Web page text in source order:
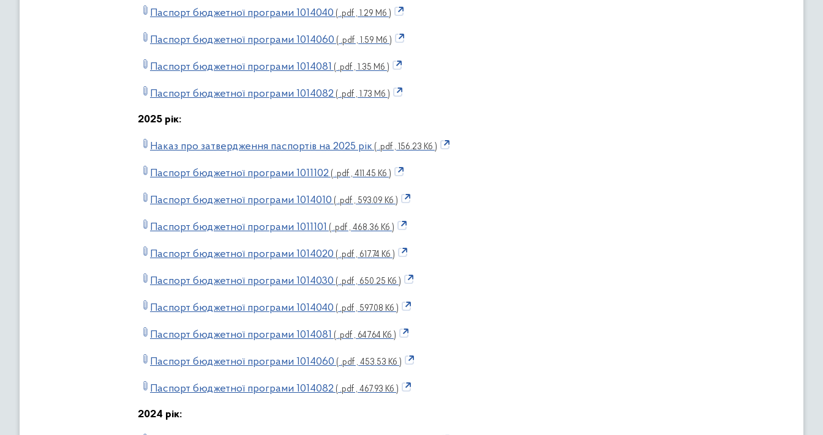
Паспорт бюджетної програми 1014040 ( .pdf , 1.29 Мб )
Паспорт бюджетної програми 1014060 ( .pdf , 1.59 Мб )
Паспорт бюджетної програми 1014081 ( .pdf , 1.35 Мб )
Паспорт бюджетної програми 1014082 ( .pdf , 1.73 Мб )
2025 рік:
Наказ про затвердження паспортів на 2025 рік ( .pdf , 156.23 Кб )
Паспорт бюджетної програми 1011102 ( .pdf , 411.45 Кб )
Паспорт бюджетної програми 1014010 ( .pdf , 593.09 Кб )
Паспорт бюджетної програми 1011101 ( .pdf , 468.36 Кб )
Паспорт бюджетної програми 1014020 ( .pdf , 617.74 Кб )
Паспорт бюджетної програми 1014030 ( .pdf , 650.25 Кб )
Паспорт бюджетної програми 1014040 ( .pdf , 597.08 Кб )
Паспорт бюджетної програми 1014081 ( .pdf , 647.64 Кб )
Паспорт бюджетної програми 1014060 ( .pdf , 453.53 Кб )
Паспорт бюджетної програми 1014082 ( .pdf , 467.93 Кб )
2024 рік: